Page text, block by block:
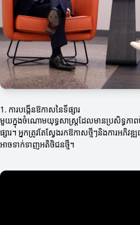
1. ការបង្កើនឱកាសនៃទីផ្សារ
មួយក្នុងចំណោមយុទ្ធសាស្ត្រដែលមានប្រសិទ្ធភាព
ផ្សារ។ អ្នកត្រូវតែស្វែងរកឱកាសថ្មីៗនិងការអភិ
អាចទាក់ទាញអតិថិជនថ្មី។